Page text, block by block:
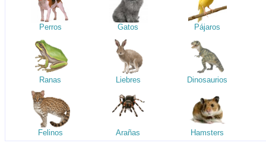
Perros Gatos Pájaros
Ranas Liebres Dinosaurios
Felinos Arañas Hamsters